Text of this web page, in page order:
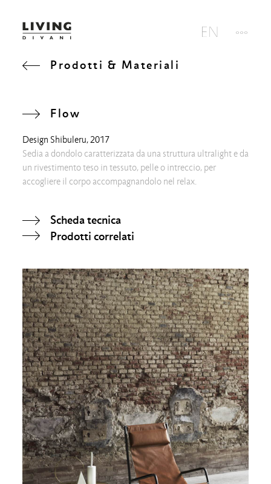
Prodotti & Materiali
Flow
Design Shibuleru, 2017
Sedia a dondolo caratterizzata da una struttura ultralight e da
un rivestimento teso in tessuto, pelle o intreccio, per
accogliere il corpo accompagnandolo nel relax.
Scheda tecnica
Prodotti correlati